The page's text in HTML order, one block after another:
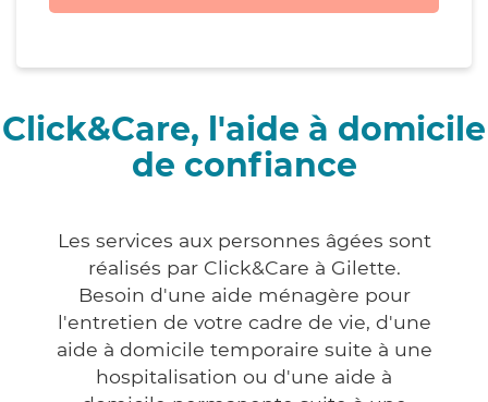
Click&Care, l'aide à domicile
de confiance
Les services aux personnes âgées sont
réalisés par Click&Care à Gilette.
Besoin d'une aide ménagère pour
l'entretien de votre cadre de vie, d'une
aide à domicile temporaire suite à une
hospitalisation ou d'une aide à